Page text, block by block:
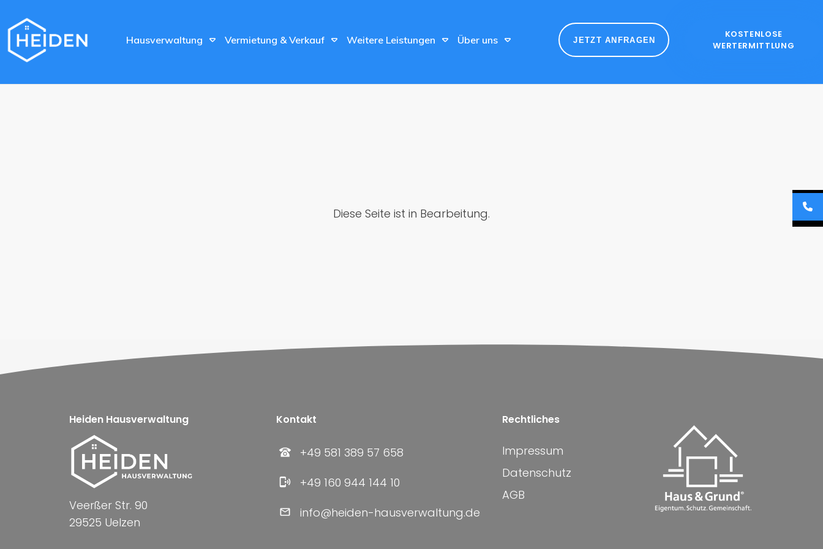
Hausverwaltung Vermietung & Verkauf Weitere Leistungen Über uns JETZT ANFRAGEN
KOSTENLOSE
WERTERMITTLUNG
Diese Seite ist in Bearbeitung.
Heiden Hausverwaltung
Veerßer Str. 90
29525 Uelzen
Kontakt
+49 581 389 57 658
+49 160 944 144 10
info@heiden-hausverwaltung.de
Rechtliches
Impressum
Datenschutz
AGB